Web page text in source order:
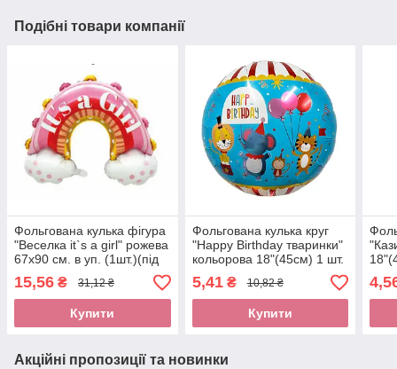
Подібні товари компанії
Фольгована кулька фігура
"Веселка it`s a girl" рожева
67х90 см. в уп. (1шт.)(під
повітря)
15,56 ₴ 31,12 ₴
Купити
Фольгована кулька круг
"Happy Birthday тваринки"
кольорова 18"(45см) 1 шт.
5,41₴ 10,82 ₴
Купити
Акційні пропозиції та новинки